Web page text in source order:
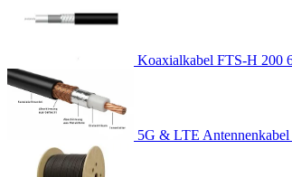
Koaxialkabel FTS-H 200
5G & LTE